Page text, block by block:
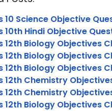
10 Science Objective
10th Hindi Objective
12th Biology Objectives
12th Biology Objectives
12th Biology Objectives
12th Chemistry
12th Chemistry
12th Biology Objectives